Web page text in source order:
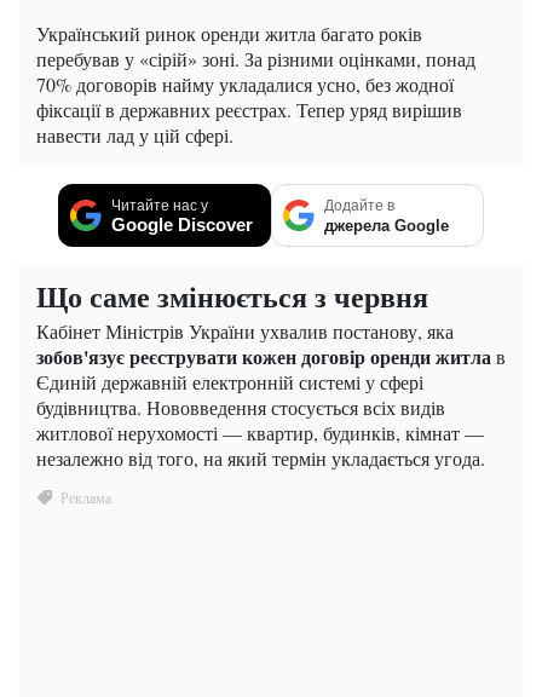
Український ринок оренди житла багато років
перебував у «сірій» зоні. За різними оцінками, понад
70% договорів найму укладалися усно, без жодної
фіксації в державних реєстрах. Тепер уряд вирішив
навести лад у цій сфері.
Читайте нас у
Google Discover
Додайте в
джерела Google
Що саме змінюється з червня
Кабінет Міністрів України ухвалив постанову, яка
зобов'язує реєструвати кожен договір оренди житлав
Єдиній державній електронній системі у сфері
будівництва. Нововведення стосується всіх видів
житлової нерухомості — квартир, будинків, кімнат —
незалежно від того, на який термін укладається угода.